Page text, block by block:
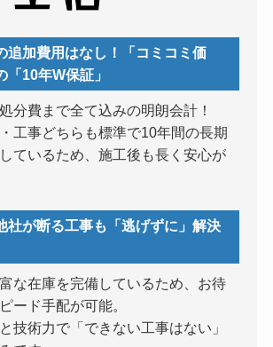
追加費用はなし！「コミコミ価
「10年W保証」
分費まで全て込みの明朗会計！
工事どちらも標準で10年間の長期
ているため、施工後も長く安心が
社が断る工事も「逃げずに」解決
な在庫を完備しているため、お待
ード手配が可能。
技術力で「できない工事はない」